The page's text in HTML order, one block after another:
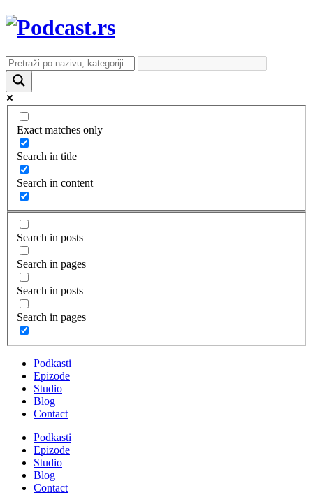
Exact matches only
Search in title
Search in content
Search in posts
Search in pages
Search in posts
Search in pages
Podkasti
Epizode
Studio
Blog
Contact
Podkasti
Epizode
Studio
Blog
Contact